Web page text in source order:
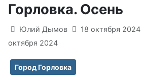
Горловка. Осень
Информация о материале
Юлий Дымов 18 октября 2024
октября 2024
Город Горловка